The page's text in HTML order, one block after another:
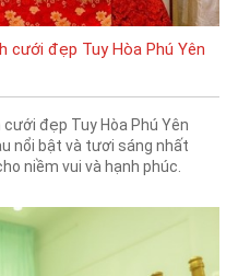
cưới đẹp Tuy Hòa Phú Yên
đẹp Tuy Hòa Phú Yên
nổi bật và tươi sáng nhất
niềm vui và hạnh phúc.